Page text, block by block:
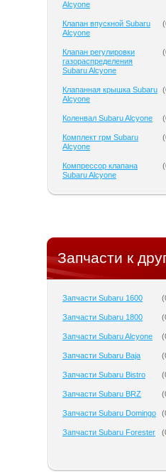
Alcyone
Клапан впускной Subaru
Alcyone
(
Клапан регулировки
газораспределения
Subaru Alcyone
(
Клапанная крышка Subaru
Alcyone
(
Коленвал Subaru Alcyone (
Комплект грм Subaru
Alcyone
(
Компрессор клапана
Subaru Alcyone
(
Запчасти к
Запчасти Subaru 1600 (
Запчасти Subaru 1800 (
Запчасти Subaru Alcyone (
Запчасти Subaru Baja (
Запчасти Subaru Bistro (
Запчасти Subaru BRZ (
Запчасти Subaru Domingo (
Запчасти Subaru Forester (